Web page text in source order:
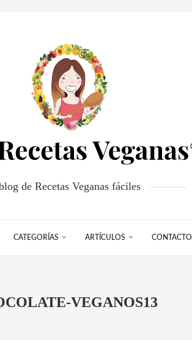
de Recetas Veganas fáciles
CATEGORÍAS ARTÍCULOS CONTACTO
VEGANOS13